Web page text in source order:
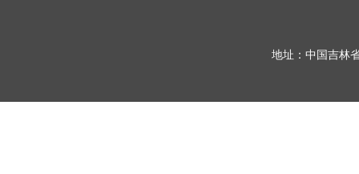
地址：中国吉林